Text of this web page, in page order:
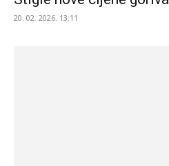
20. 02. 2026. 13:11